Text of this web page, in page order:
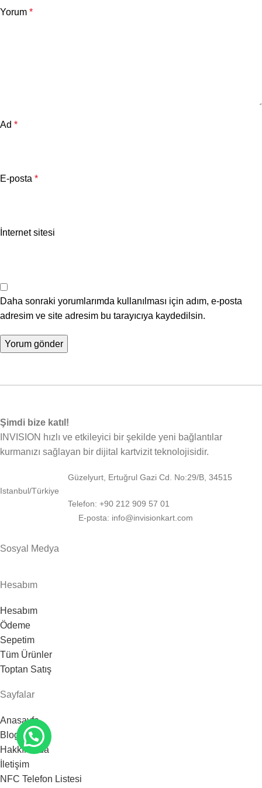
Yorum *
Ad *
E-posta *
İnternet sitesi
Daha sonraki yorumlarımda kullanılması için adım, e-posta
adresim ve site adresim bu tarayıcıya kaydedilsin.
Şimdi bize katıl!
INVISION hızlı ve etkileyici bir şekilde yeni bağlantılar
kurmanızı sağlayan bir dijital kartvizit teknolojisidir.
Güzelyurt, Ertuğrul Gazi Cd. No:29/B, 34515
Istanbul/Türkiye
Telefon: +90 212 909 57 01
E-posta: info@invisionkart.com
Sosyal Medya
Hesabım
Hesabım
Ödeme
Sepetim
Tüm Ürünler
Toptan Satış
Sayfalar
Anasayfa
Blog
Hakkımızda
İletişim
NFC Telefon Listesi